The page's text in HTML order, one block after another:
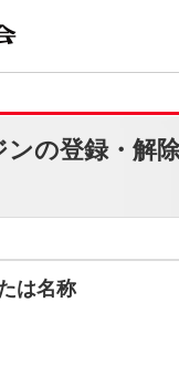
の登録・解
は名称